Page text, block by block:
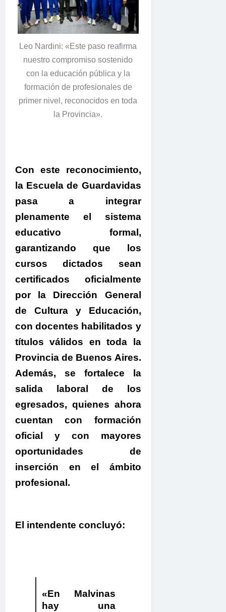
Leo Nardini: «Este paso reafirma
nuestro compromiso sostenido
con la educación pública y la
formación de profesionales de
primer nivel, reconocidos en toda
la Provincia».
Con este reconocimiento,
la Escuela de Guardavidas
pasa a integrar
plenamente el sistema
educativo formal,
garantizando que los
cursos dictados sean
certificados oficialmente
por la Dirección General
de Cultura y Educación,
con docentes habilitados y
títulos válidos en toda la
Provincia de Buenos Aires.
Además, se fortalece la
salida laboral de los
egresados, quienes ahora
cuentan con formación
oficial y con mayores
oportunidades de
inserción en el ámbito
profesional.
El intendente concluyó:
«En Malvinas
hay una